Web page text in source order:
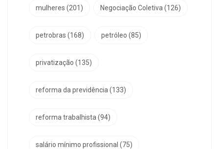
mulheres (201) Negociação Coletiva (126)
petrobras (168) petróleo (85)
privatização (135)
reforma da previdência (133)
reforma trabalhista (94)
salário mínimo profissional (75)